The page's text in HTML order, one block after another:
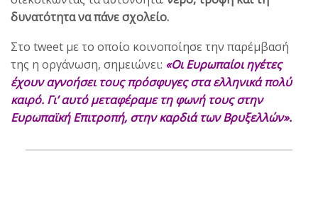
δυνατότητα να πάνε σχολείο.
Στο tweet με το οποίο κοινοποίησε την παρέμβασή
της η οργάνωση, σημειώνει: «Οι Ευρωπαίοι ηγέτες
έχουν αγνοήσει τους πρόσφυγες στα ελληνικά πολύ
καιρό. Γι’ αυτό μεταφέραμε τη φωνή τους στην
Ευρωπαϊκή Επιτροπή, στην καρδιά των Βρυξελλών».